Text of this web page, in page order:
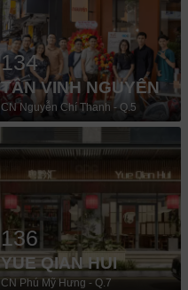
134
TÂN VINH NGUYÊN
CN Nguyễn Chí Thanh - Q.5
136
YUE QIAN HUI
CN Phú Mỹ Hưng - Q.7